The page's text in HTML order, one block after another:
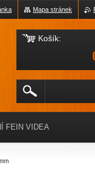
FEIN VIDEA
Mapa stránek
Košík: